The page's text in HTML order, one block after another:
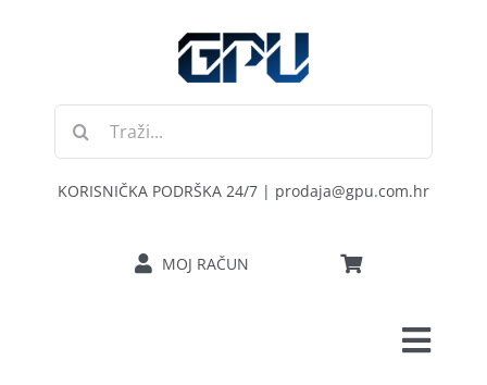
Traži...
KORISNIČKA PODRŠKA 24/7 | prodaja@gpu.com.hr
MOJ RAČUN